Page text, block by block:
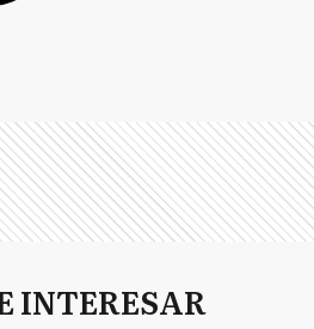
INTERESAR